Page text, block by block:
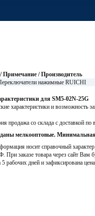
Примечание / Производитель
нажимные RUICHI
для SM5-02N-25G
характеристики и
продажа со склада с доставкой
мелкооптовые.
носит справочный
При заказе товара через сайт Вам
5 рабочих дней и зафиксирована